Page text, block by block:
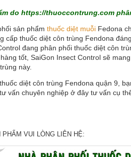
do https://thuoccontrung.com
sản phẩm thuốc diệt muỗi Fedona
cấp thuốc diệt côn trùng Fendona
đang phân phối thuốc diệt côn
tốt, SaiGon Insect Control sẽ
này.
diệt côn trùng Fendona quận 9,
vấn chuyên nghiệp ở đây tư vấn cụ
VUI LÒNG LIÊN HỆ: